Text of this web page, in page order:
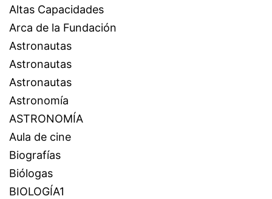
Altas Capacidades
Arca de la Fundación
Astronautas
Astronautas
Astronautas
Astronomía
ASTRONOMÍA
Aula de cine
Biografías
Biólogas
BIOLOGÍA1